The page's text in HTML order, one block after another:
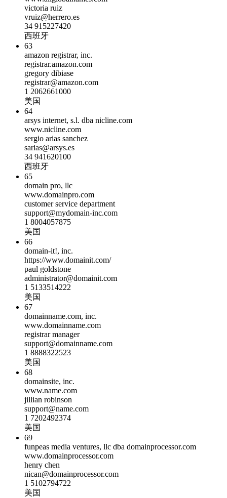
victoria ruiz
vruiz@herrero.es
34 915227420
西班牙
63
amazon registrar, inc.
registrar.amazon.com
gregory dibiase
registrar@amazon.com
1 2062661000
美国
64
arsys internet, s.l. dba nicline.com
www.nicline.com
sergio arias sanchez
sarias@arsys.es
34 941620100
西班牙
65
domain pro, llc
www.domainpro.com
customer service department
support@mydomain-inc.com
1 8004057875
美国
66
domain-it!, inc.
https://www.domainit.com/
paul goldstone
administrator@domainit.com
1 5133514222
美国
67
domainname.com, inc.
www.domainname.com
registrar manager
support@domainname.com
1 8888322523
美国
68
domainsite, inc.
www.name.com
jillian robinson
support@name.com
1 7202492374
美国
69
funpeas media ventures, llc dba domainprocessor.com
www.domainprocessor.com
henry chen
nican@domainprocessor.com
1 5102794722
美国